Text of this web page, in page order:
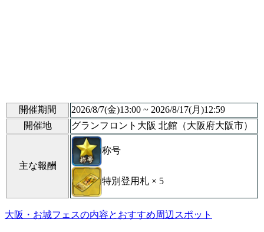
開催期間
2026/8/7(金)13:00 ~ 2026/8/17(月)12:59
開催地
グランフロント大阪 北館（大阪府大阪市）
主な報酬
称号
特別登用札 × 5
大阪・お城フェスの内容とおすすめ周辺スポット